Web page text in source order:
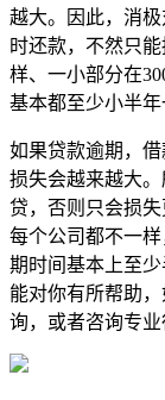
越大。因此，消
时还款，不然只
样、一小部分在
基本都至少小半年
如果贷款逾期，
损失会越来越大
贷，否则只会损
每个公司都不一
期时间基本上至
能对你有所帮助
询，或者咨询专业